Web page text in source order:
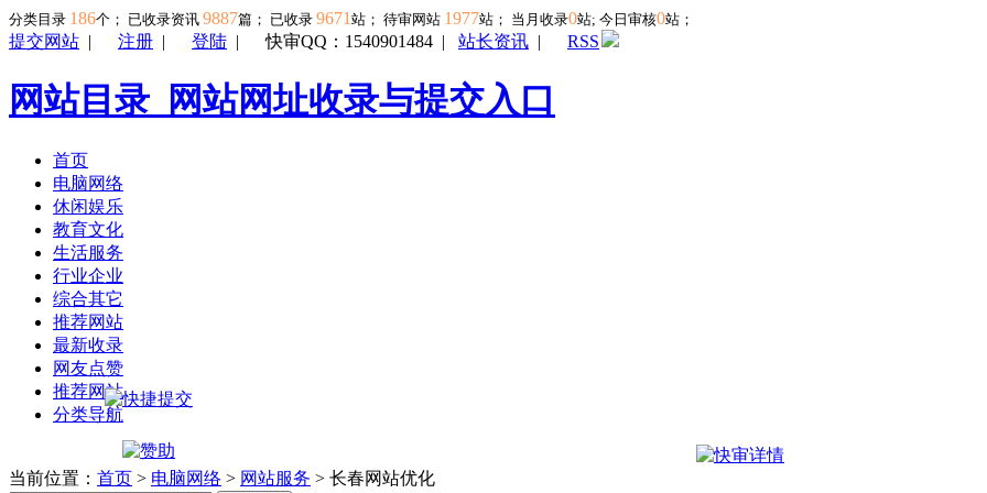
分类目录 186个； 已收录资讯 9887篇； 已收录 9671 站； 待审网站 1977站； 当月收录0站; 今日审核0站；
提交网站 | 注册 | 登陆 |快审QQ：1540901484 | 站长资讯 | RSS
网站目录_网站网址收录与提交入口
首页
电脑网络
休闲娱乐
教育文化
生活服务
行业企业
综合其它
推荐网站
最新收录
网友点赞
推荐网站
分类导航
当前位置： 首页 > 电脑网络 > 网站服务 > 长春网站优化